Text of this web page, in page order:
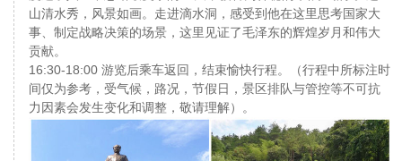
山清水秀，风景如画。走进滴水洞，感受到他在这里思考国家大
事、制定战略决策的场景，这里见证了毛泽东的辉煌岁月和伟大
贡献。
16:30-18:00 游览后乘车返回，结束愉快行程。（行程中所标注时
间仅为参考，受气候，路况，节假日，景区排队与管控等不可抗
力因素会发生变化和调整，敬请理解）。